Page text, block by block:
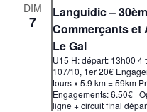
DIM
7
Languidic –
Commerçants et
Le Gal
U15 H: départ: 13h00 4
107/10, 1er 20€
tours x 5.9 km = 59km
Engagements: 6.50€
ligne + circuit final